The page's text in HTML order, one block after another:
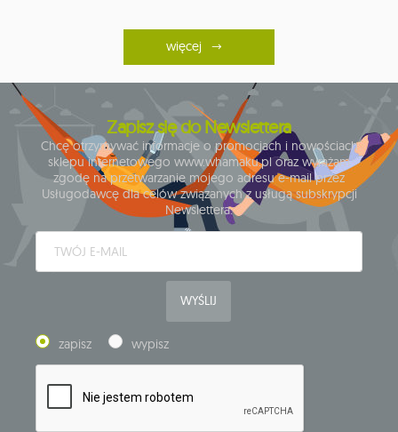
więcej
Zapisz się do Newslettera
Chcę otrzymywać informacje o promocjach i nowościach
sklepu internetowego www.whamaku.pl oraz wyrażam
zgodę na przetwarzanie mojego adresu e-mail przez
Usługodawcę dla celów związanych z usługą subskrypcji
Newslettera.
WYŚLIJ
zapisz wypisz